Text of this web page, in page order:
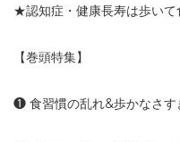
★認知症・健康長寿は歩いて
【巻頭特集】
❶ 食習慣の乱れ&歩かなさす